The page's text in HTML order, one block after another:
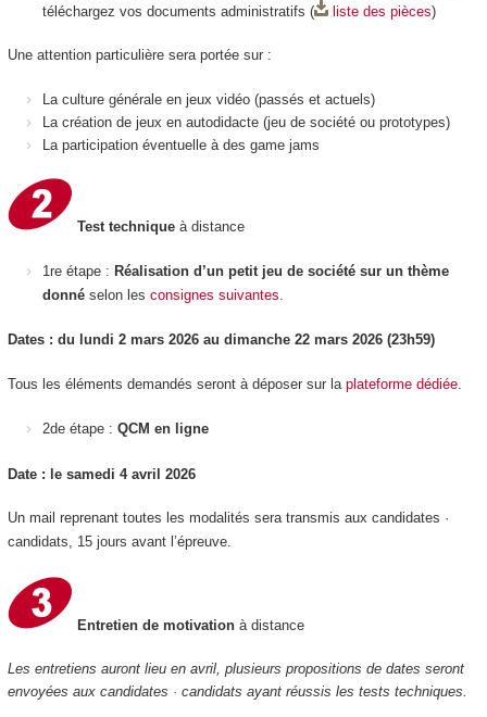
téléchargez vos documents administratifs (
liste des pièces)
Une attention particulière sera portée sur :
La culture générale en jeux vidéo (passés et actuels)
La création de jeux en autodidacte (jeu de société ou prototypes)
La participation éventuelle à des game jams
Test techniqueà distance
1re étape : Réalisation d’un petit jeu de société sur un thème
donné selon les consignes suivantes
Dates : du lundi 2 mars 2026 au dimanche 22 mars 2026 (23h59)
Tous les éléments demandés seront à déposer sur la plateforme dédiée.
2de étape : QCM en ligne
Date : le samedi 4 avril 2026
Un mail reprenant toutes les modalités sera transmis aux candidates ·
candidats, 15 jours avant l’épreuve.
Entretien de motivation à distance
Les entretiens auront lieu en avril, plusieurs propositions de dates seront
envoyées aux candidates · candidats ayant réussis les tests techniques.